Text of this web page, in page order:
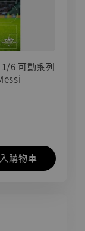
6 可動系列
購物車